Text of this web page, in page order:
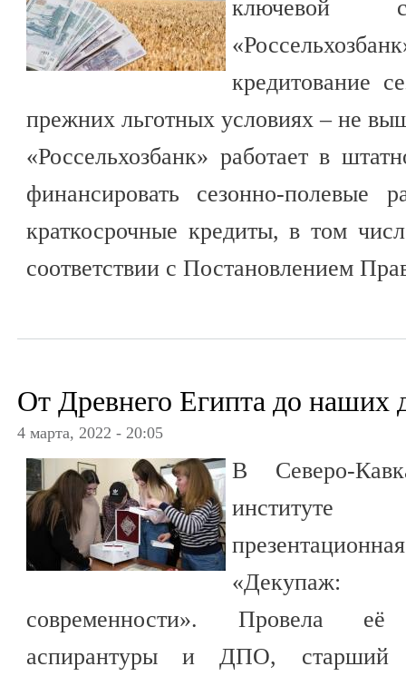
ключевой
кредитование
прежних льготных условиях – не
«Россельхозбанк» работает в
финансировать сезонно-полевые
краткосрочные кредиты, в том
соответствии с Постановлением
От Древнего Египта до наших
4 марта, 2022 - 20:05
В Северо-
институте
современности». Провела
аспирантуры и ДПО, старший